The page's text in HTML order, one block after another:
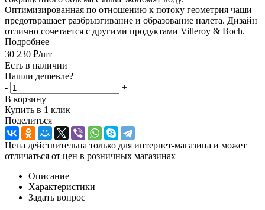
Оптимизированная по отношению к потоку геометрия чаши
предотвращает разбрызгивание и образование налета. Дизайн
отлично сочетается с другими продуктами Villeroy & Boch.
Подробнее
30 230 ₽/шт
Есть в наличии
Нашли дешевле?
-
+
В корзину
Купить в 1 клик
Поделиться
Цена действительна только для интернет-магазина и может
отличаться от цен в розничных магазинах
Описание
Характеристики
Задать вопрос